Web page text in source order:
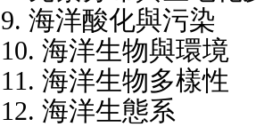
9. 海洋酸化與污染
10. 海洋生物與環境
11. 海洋生物多樣性
12. 海洋生態系